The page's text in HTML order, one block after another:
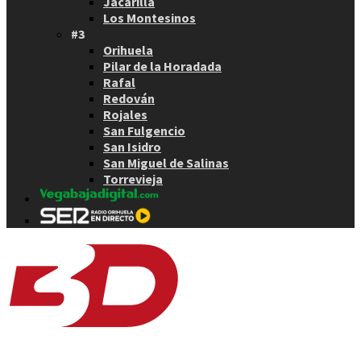
Los Montesinos
#3
Orihuela
Pilar de la Horadada
Rafal
Redován
Rojales
San Fulgencio
San Isidro
San Miguel de Salinas
Torrevieja